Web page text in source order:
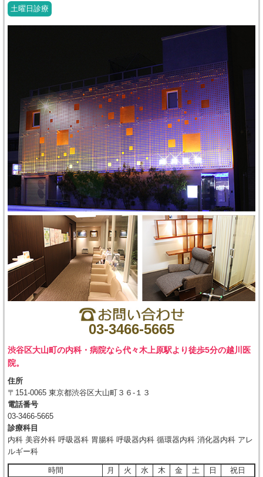
土曜日診療
03-3466-5665
渋谷区大山町の内科・病院なら代々木上原駅より徒歩5分の越川医
院。
住所
〒151-0065 東京都渋谷区大山町３６-１３
電話番号
03-3466-5665
診療科目
内科 美容外科 呼吸器科 胃腸科 呼吸器内科 循環器内科 消化器内科 アレ
ルギー科
時間 月 火 水 木 金 土 日
祝日